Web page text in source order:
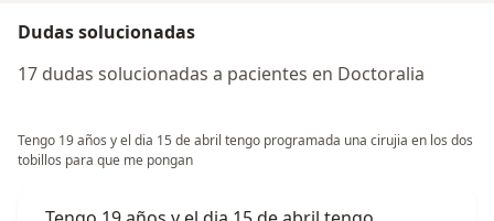
Dudas solucionadas
17 dudas solucionadas a pacientes en Doctoralia
Tengo 19 años y el dia 15 de abril tengo programada una cirujia en los dos
tobillos para que me pongan